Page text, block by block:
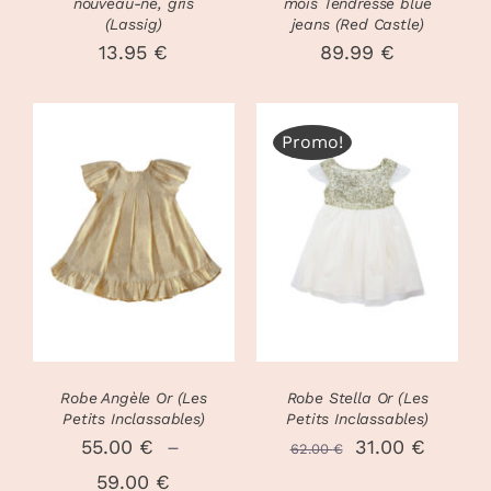
CHOISIES
SUR
(Lassig)
13.95 €
jeans (Red Castle)
89.99 €
CHOIX DES
OPTIONS
CE
PRODUIT
A
PLUSIEURS
PEUVENT
ÊTRE
/
DÉTAILS
Robe Angèle Or (Les
Petits Inclassables)
55.00 €
–
59.00 €
Promo!
CHOIX DES
CE
PRODUIT
PLUSIEURS
PEUVENT
ÊTRE
CHOISIES
Robe Stella Or (Les
Petits Inclassables)
62.00€
Le
31.00 €Le